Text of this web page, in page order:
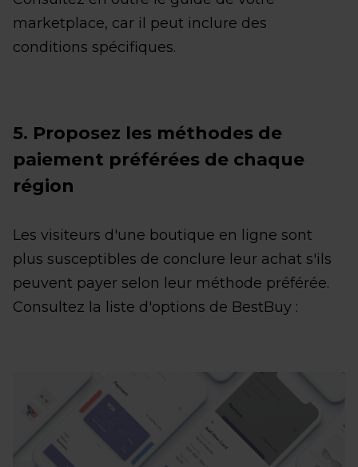
marketplace, car il peut inclure des
conditions spécifiques.
5. Proposez les méthodes de
paiement préférées de chaque
région
Les visiteurs d'une boutique en ligne sont
plus susceptibles de conclure leur achat s'ils
peuvent payer selon leur méthode préférée.
Consultez la liste d'options de BestBuy :